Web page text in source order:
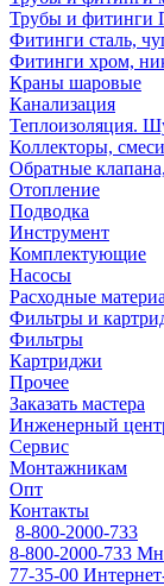
Трубы и
Фитинги сталь,
Фитинги хром,
Краны шаровые
Канализация
Теплоизоляция.
Коллекторы,
Обратные
Отопление
Подводка
Инструмент
Комплектующие
Насосы
Расходные
Фильтры и
Фильтры
Картриджи
Прочее
Заказать мастера
Инженерный
Сервис
Монтажникам
Опт
Контакты
8-800-2000-733
8-800-2000-733
77-35-00